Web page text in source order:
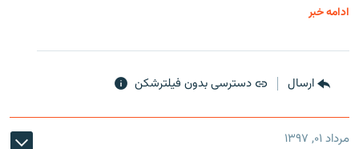
ادامه خبر
ارسال دسترسی بدون فیلترشکن
مرداد ۰۱, ۱۳۹۷